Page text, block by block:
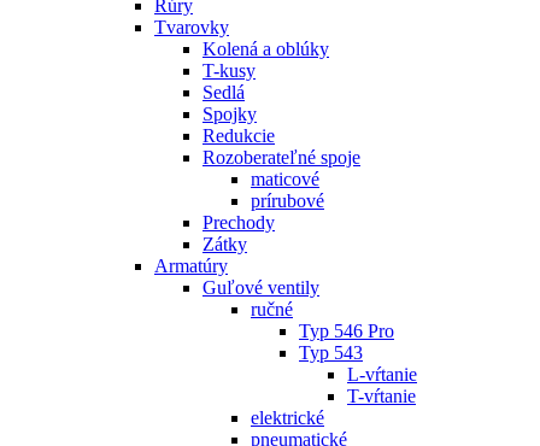
Rúry
Tvarovky
Kolená a oblúky
T-kusy
Sedlá
Spojky
Redukcie
Rozoberateľné spoje
maticové
prírubové
Prechody
Zátky
Armatúry
Guľové ventily
ručné
Typ 546 Pro
Typ 543
L-vŕtanie
T-vŕtanie
elektrické
pneumatické